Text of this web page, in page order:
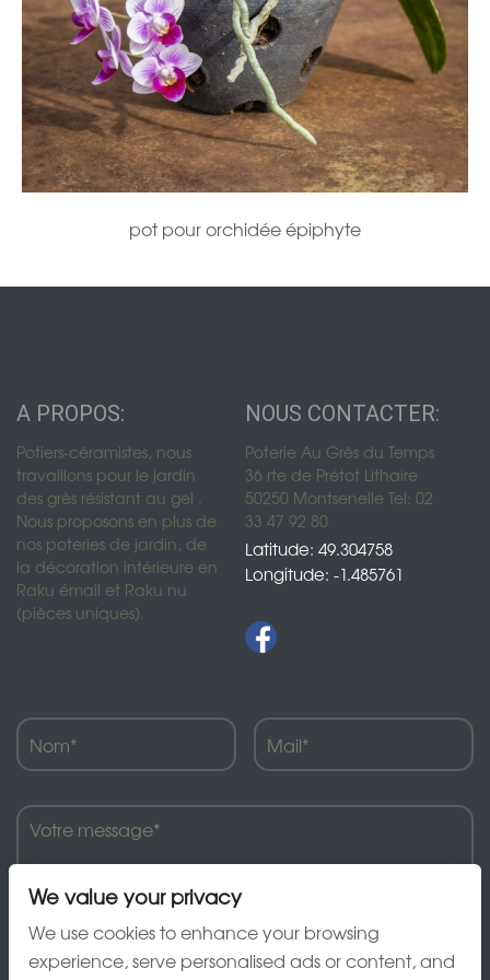
pot pour orchidée épiphyte
A PROPOS:
Potiers-céramistes, nous
travaillons pour le jardin
des grès résistant au gel .
Nous proposons en plus de
nos poteries de jardin, de
la décoration intérieure en
Raku émail et Raku nu
(pièces uniques).
NOUS CONTACTER:
Poterie Au Grès du Temps
36 rte de Prétot Lithaire
50250 Montsenelle Tel: 02
33 47 92 80
Latitude: 49.304758
Longitude: -1.485761
We value your privacy
We use cookies to enhance your browsing
experience, serve personalised ads or content, and